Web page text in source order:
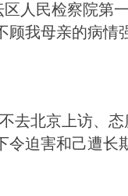
人民检察院第
我母亲的病情
去北京上访、
迫害和己遭长